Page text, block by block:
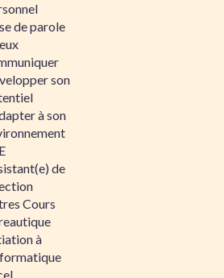
de parole
son
à son
de
Cours
à